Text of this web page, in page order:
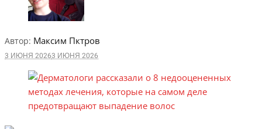
Автор: Максим Пктров
3 ИЮНЯ 20263 ИЮНЯ 2026